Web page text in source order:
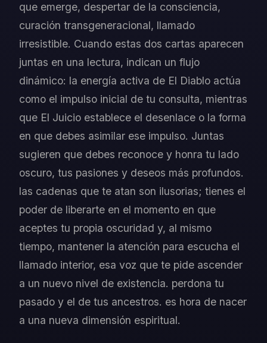
que emerge, despertar de la consciencia,
curación transgeneracional, llamado
irresistible. Cuando estas dos cartas aparecen
juntas en una lectura, indican un flujo
dinámico: la energía activa de El Diablo actúa
como el impulso inicial de tu consulta, mientras
que El Juicio establece el desenlace o la forma
en que debes asimilar ese impulso. Juntas
sugieren que debes reconoce y honra tu lado
oscuro, tus pasiones y deseos más profundos.
las cadenas que te atan son ilusorias; tienes el
poder de liberarte en el momento en que
aceptes tu propia oscuridad y, al mismo
tiempo, mantener la atención para escucha el
llamado interior, esa voz que te pide ascender
a un nuevo nivel de existencia. perdona tu
pasado y el de tus ancestros. es hora de nacer
a una nueva dimensión espiritual.